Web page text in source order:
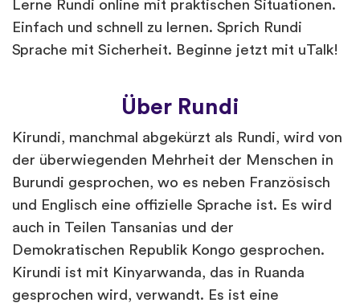
Lerne Rundi online mit praktischen Situationen.
Einfach und schnell zu lernen. Sprich Rundi
Sprache mit Sicherheit. Beginne jetzt mit uTalk!
Über Rundi
Kirundi, manchmal abgekürzt als Rundi, wird von
der überwiegenden Mehrheit der Menschen in
Burundi gesprochen, wo es neben Französisch
und Englisch eine offizielle Sprache ist. Es wird
auch in Teilen Tansanias und der
Demokratischen Republik Kongo gesprochen.
Kirundi ist mit Kinyarwanda, das in Ruanda
gesprochen wird, verwandt. Es ist eine